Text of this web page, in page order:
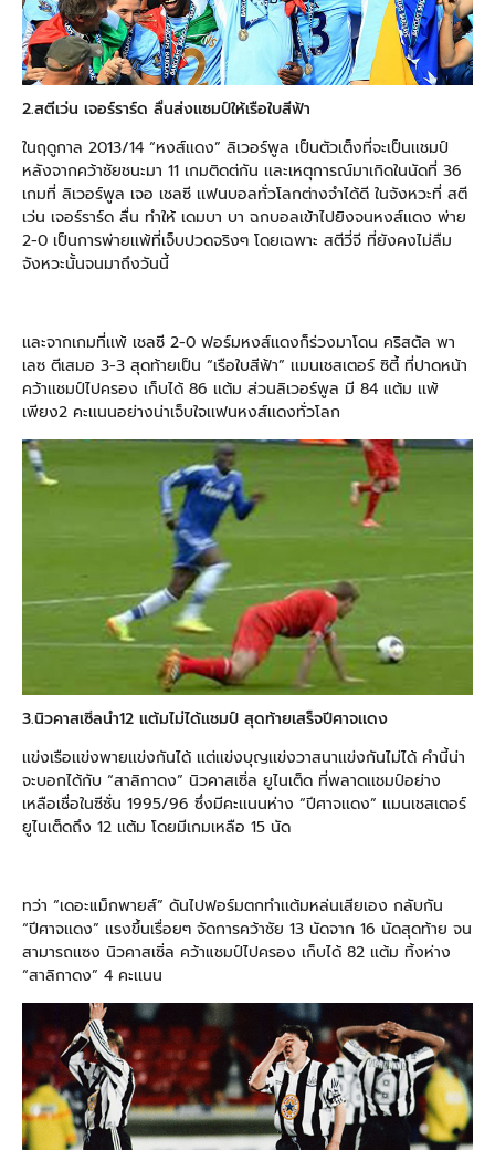
2.สตีเว่น เจอร์ราร์ด ลื่นส่งเเชมป์ให้เรือใบสีฟ้า
ในฤดูกาล 2013/14 “หงส์เเดง” ลิเวอร์พูล เป็นตัวเต็งที่จะเป็นเเชมป์
หลังจากคว้าชัยชนะมา 11 เกมติดต่กัน เเละเหตุการณ์มาเกิดในนัดที่ 36
เกมที่ ลิเวอร์พูล เจอ เชลซี เเฟนบอลทั่วโลกต่างจำได้ดี ในจังหวะที่ สตี
เว่น เจอร์ราร์ด ลื่น ทำให้ เดมบา บา ฉกบอลเข้าไปยิงจนหงส์เเดง พ่าย
2-0 เป็นการพ่ายเเพ้ที่เจ็บปวดจริงๆ โดยเฉพาะ สตีวี่จี ที่ยังคงไม่ลืม
จังหวะนั้นจนมาถึงวันนี้
เเละจากเกมที่เเพ้ เชลซี 2-0 ฟอร์มหงส์เเดงก็ร่วงมาโดน คริสตัล พา
เลซ ตีเสมอ 3-3 สุดท้ายเป็น “เรือใบสีฟ้า” เเมนเชสเตอร์ ซิตี้ ที่ปาดหน้า
คว้าเเชมป์ไปครอง เก็บได้ 86 เเต้ม ส่วนลิเวอร์พูล มี 84 เเต้ม เเพ้
เพียง2 คะเเนนอย่างน่าเจ็บใจเเฟนหงส์เเดงทั่วโลก
3.นิวคาสเซิ่ลนำ12 เเต้มไม่ได้เเชมป์ สุดท้ายเสร็จปีศาจเเดง
เเข่งเรือเเข่งพายเเข่งกันได้ เเต่เเข่งบุญเเข่งวาสนาเเข่งกันไม่ได้ คำนี้น่า
จะบอกได้กับ “สาลิกาดง” นิวคาสเซิ่ล ยูไนเต็ด ที่พลาดเเชมป์อย่าง
เหลือเชื่อในซีซั่น 1995/96 ซึ่งมีคะเเนนห่าง “ปีศาจเเดง” เเมนเชสเตอร์
ยูไนเต็ดถึง 12 เเต้ม โดยมีเกมเหลือ 15 นัด
ทว่า “เดอะแม็กพายส์” ดันไปฟอร์มตกทำเเต้มหล่นเสียเอง กลับกัน
“ปีศาจเเดง” เเรงขึ้นเรื่อยๆ จัดการคว้าชัย 13 นัดจาก 16 นัดสุดท้าย จน
สามารถเเซง นิวคาสเซิ่ล คว้าแชมป์ไปครอง เก็บได้ 82 เเต้ม ทิ้งห่าง
“สาลิกาดง” 4 คะเเนน